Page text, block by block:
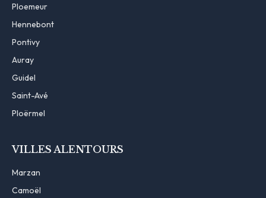
Ploemeur
Hennebont
Pontivy
Auray
Guidel
Saint-Avé
Ploërmel
VILLES ALENTOURS
Marzan
Camoël